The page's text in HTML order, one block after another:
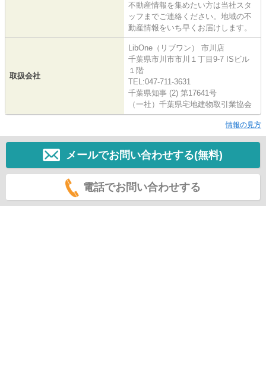
不動産情報を集めたい方は当社スタ
ッフまでご連絡ください。地域の不
動産情報をいち早くお届けします。
取扱会社
LibOne（リブワン） 市川店
千葉県市川市市川１丁目9-7 ISビル
１階
TEL:047-711-3631
千葉県知事 (2) 第17641号
（一社）千葉県宅地建物取引業協会
情報の見方
メールでお問い合わせする(無料)
電話でお問い合わせする